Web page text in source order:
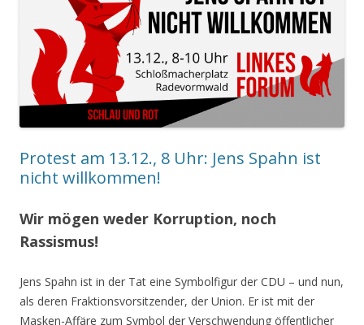
Protest am 13.12., 8 Uhr: Jens Spahn ist
nicht willkommen!
Wir mögen weder Korruption, noch
Rassismus!
Jens Spahn ist in der Tat eine Symbolfigur der CDU – und nun,
als deren Fraktionsvorsitzender, der Union. Er ist mit der
Masken-Affäre zum Symbol der Verschwendung öffentlicher